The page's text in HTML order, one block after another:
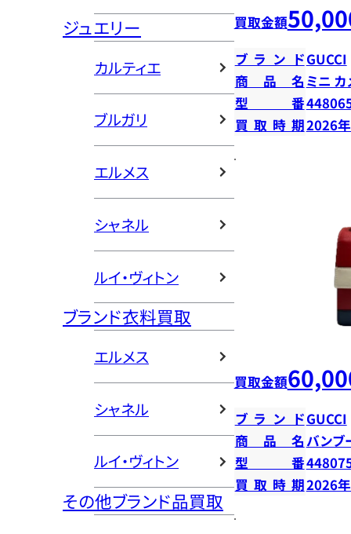
ジュエリー
カルティエ
ブルガリ
エルメス
シャネル
ルイ・ヴィトン
ブランド衣料買取
エルメス
シャネル
ルイ・ヴィトン
その他ブランド品買取
買取金額
ブランドGUCCI
商品名 ミニ カ
型番
買取時期2026
買取金額
ブランドGUCCI
商品名バンブ
型番
買取時期2026